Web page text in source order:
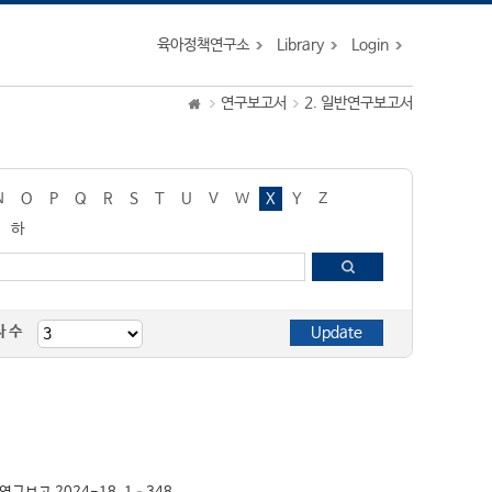
육아정책연구소 Library Login
연구보고서 2. 일반연구보고서
O P Q R S T U V W X Y
Z
하
수